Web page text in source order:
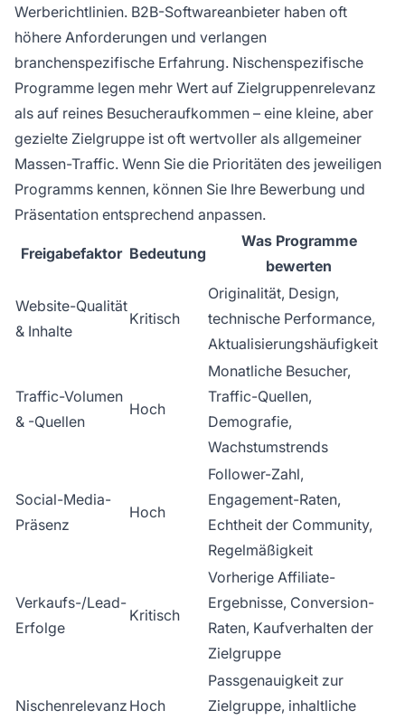
Werberichtlinien. B2B-Softwareanbieter haben oft
höhere Anforderungen und verlangen
branchenspezifische Erfahrung. Nischenspezifische
Programme legen mehr Wert auf Zielgruppenrelevanz
als auf reines Besucheraufkommen – eine kleine, aber
gezielte Zielgruppe ist oft wertvoller als allgemeiner
Massen-Traffic. Wenn Sie die Prioritäten des jeweiligen
Programms kennen, können Sie Ihre Bewerbung und
Präsentation entsprechend anpassen.
Freigabefaktor Bedeutung
Was Programme
bewerten
Website-Qualität
& Inhalte
Kritisch
Originalität, Design,
technische Performance,
Aktualisierungshäufigkeit
Traffic-Volumen
& -Quellen
Hoch
Monatliche Besucher,
Traffic-Quellen,
Demografie,
Wachstumstrends
Social-Media-
Präsenz
Hoch
Follower-Zahl,
Engagement-Raten,
Echtheit der Community,
Regelmäßigkeit
Verkaufs-/Lead-
Erfolge
Kritisch
Vorherige Affiliate-
Ergebnisse, Conversion-
Raten, Kaufverhalten der
Zielgruppe
Nischenrelevanz Hoch
Passgenauigkeit zur
Zielgruppe, inhaltliche